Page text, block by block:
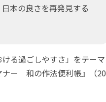
本の良さを再発見する
る過ごしやすさ」をテーマ
ナー 和の作法便利帳』（20